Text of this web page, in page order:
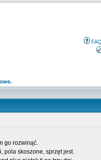
FAQ
go rozwinąć.
pola skoszone, sprzęt jest.